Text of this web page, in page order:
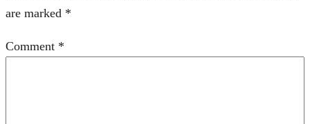
are marked *
Comment *